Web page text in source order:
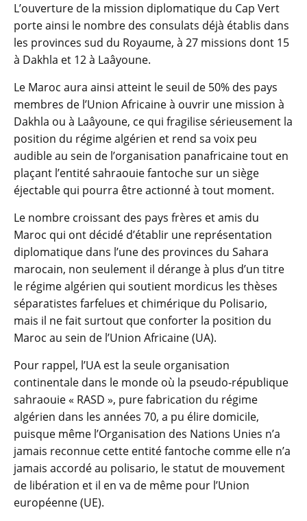
L’ouverture de la mission diplomatique du Cap Vert
porte ainsi le nombre des consulats déjà établis dans
les provinces sud du Royaume, à 27 missions dont 15
à Dakhla et 12 à Laâyoune.
Le Maroc aura ainsi atteint le seuil de 50% des pays
membres de l’Union Africaine à ouvrir une mission à
Dakhla ou à Laâyoune, ce qui fragilise sérieusement la
position du régime algérien et rend sa voix peu
audible au sein de l’organisation panafricaine tout en
plaçant l’entité sahraouie fantoche sur un siège
éjectable qui pourra être actionné à tout moment.
Le nombre croissant des pays frères et amis du
Maroc qui ont décidé d’établir une représentation
diplomatique dans l’une des provinces du Sahara
marocain, non seulement il dérange à plus d’un titre
le régime algérien qui soutient mordicus les thèses
séparatistes farfelues et chimérique du Polisario,
mais il ne fait surtout que conforter la position du
Maroc au sein de l’Union Africaine (UA).
Pour rappel, l’UA est la seule organisation
continentale dans le monde où la pseudo-république
sahraouie « RASD », pure fabrication du régime
algérien dans les années 70, a pu élire domicile,
puisque même l’Organisation des Nations Unies n’a
jamais reconnue cette entité fantoche comme elle n’a
jamais accordé au polisario, le statut de mouvement
de libération et il en va de même pour l’Union
européenne (UE).